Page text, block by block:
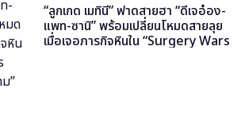
“ลูกเกด เมทินี” ฟาดสายฮา “ดีเจอ๋อง-
แพท-ซานิ” พร้อมเปลี่ยนโหมดสายลุย
เมื่อเจอภารกิจหินใน “Surgery Wars